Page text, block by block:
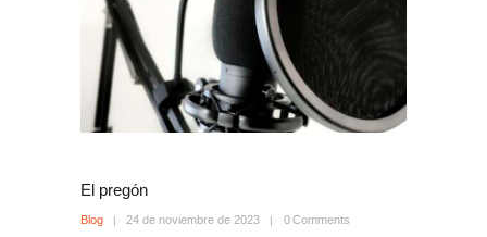
El pregón
Blog 24 de noviembre de 2023 0 Comments